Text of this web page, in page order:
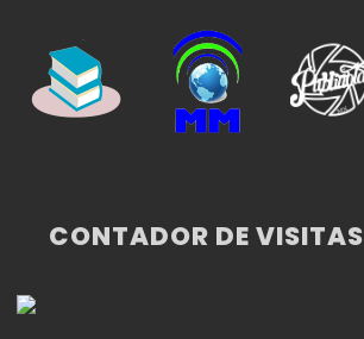
CONTADOR DE VISITAS